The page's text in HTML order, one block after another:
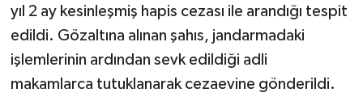
yıl 2 ay kesinleşmiş hapis cezası ile arandığı tespit
edildi. Gözaltına alınan şahıs, jandarmadaki
işlemlerinin ardından sevk edildiği adli
makamlarca tutuklanarak cezaevine gönderildi.